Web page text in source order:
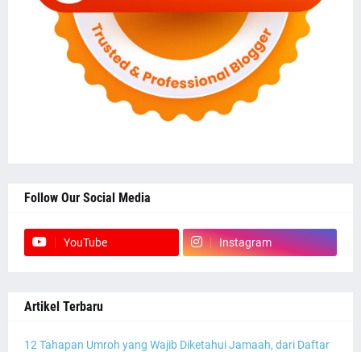
Follow Our Social Media
YouTube Instagram
Artikel Terbaru
12 Tahapan Umroh yang Wajib Diketahui Jamaah, dari Daftar